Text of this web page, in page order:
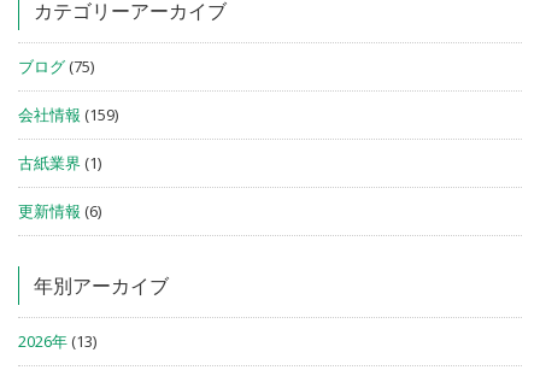
カテゴリーアーカイブ
ブログ(75)
会社情報 (159)
古紙業界 (1)
更新情報 (6)
年別アーカイブ
2026年(13)